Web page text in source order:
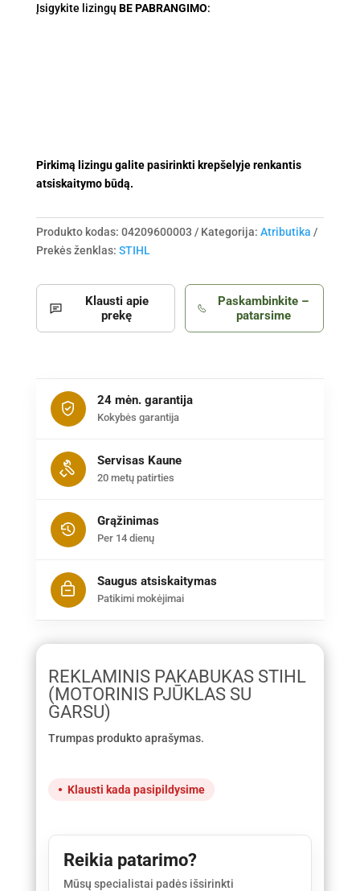
Įsigykite lizingų BE PABRANGIMO:
Pirkimą lizingu galite pasirinkti krepšelyje renkantis
atsiskaitymo būdą.
Produkto kodas: 04209600003 Kategorija: Atributika
Prekės ženklas: STIHL
Klausti apie
prekę
Paskambinkite –
patarsime
24 mėn. garantija
Kokybės garantija
Servisas Kaune
20 metų patirties
Grąžinimas
Per 14 dienų
Saugus atsiskaitymas
Patikimi mokėjimai
REKLAMINIS PAKABUKAS STIHL
(MOTORINIS PJŪKLAS SU
GARSU)
Trumpas produkto aprašymas.
Klausti kada pasipildysime
Reikia patarimo?
Mūsų specialistai padės išsirinkti